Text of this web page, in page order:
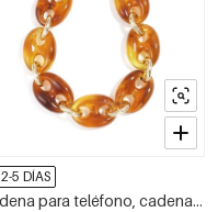
2-5 DÍAS
Cadena para teléfono, cadena, accesorios casuales de acrílico para uso diario